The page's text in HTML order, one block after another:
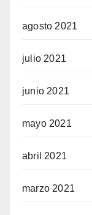
agosto 2021
julio 2021
junio 2021
mayo 2021
abril 2021
marzo 2021